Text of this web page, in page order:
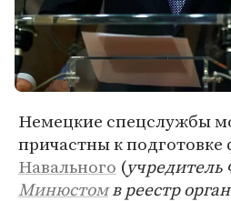
Немецкие спецслужбы
причастны к
Навального (
Минюстомв реестр